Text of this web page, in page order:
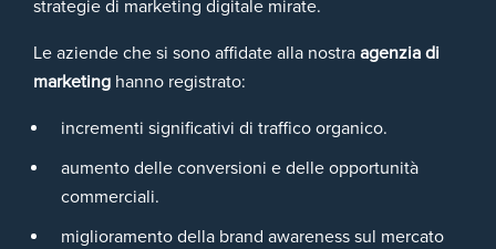
strategie di marketing digitale mirate.
Le aziende che si sono affidate alla nostra agenzia di
marketing hanno registrato:
incrementi significativi di traffico organico.
aumento delle conversioni e delle opportunità
commerciali.
miglioramento della brand awareness sul mercato